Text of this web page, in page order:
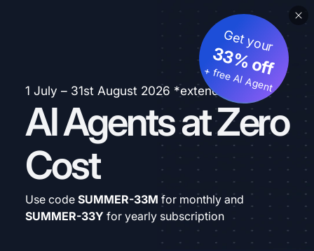
1 July – 31st August 2026 *extended
AI Agents at Zero
Cost
Get your
33% off
+ free AI Agent
Use code SUMMER-33M for monthly and
SUMMER-33Y for yearly subscription